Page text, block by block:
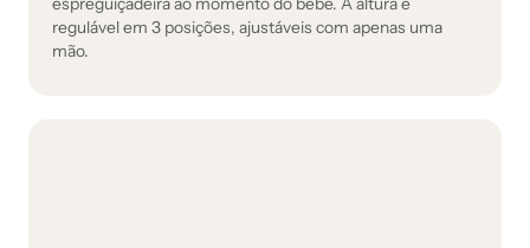
regulável em 3 posições, ajustáveis com apenas uma
mão.